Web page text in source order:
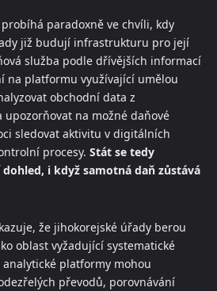
paradoxně ve chvíli, kdy
již budují infrastrukturu pro její
služba podle dřívějších informací
na platformu využívající umělou
obchodní data z
na možné daňové
sledovat aktivitu v digitálních
procesy. Stát se tedy
i když samotná daň zůstává
že jihokorejské úřady berou
oblast vyžadující systematické
platformy mohou
převodů, porovnávání